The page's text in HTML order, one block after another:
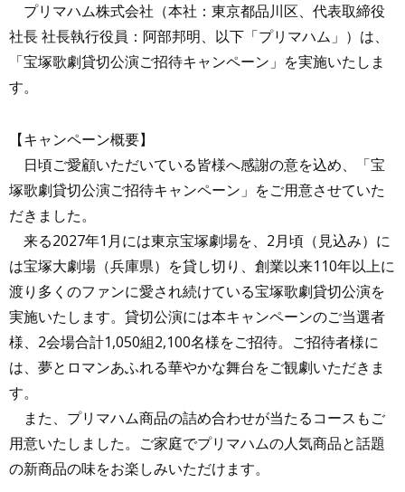
プリマハム株式会社（本社：東京都品川区、代表取締役
社長 社長執行役員：阿部邦明、以下「プリマハム」）は、
「宝塚歌劇貸切公演ご招待キャンペーン」を実施いたしま
す。
【キャンペーン概要】
日頃ご愛顧いただいている皆様へ感謝の意を込め、「宝
塚歌劇貸切公演ご招待キャンペーン」をご用意させていた
だきました。
来る2027年1月には東京宝塚劇場を、2月頃（見込み）に
は宝塚大劇場（兵庫県）を貸し切り、創業以来110年以上に
渡り多くのファンに愛され続けている宝塚歌劇貸切公演を
実施いたします。貸切公演には本キャンペーンのご当選者
様、2会場合計1,050組2,100名様をご招待。ご招待者様に
は、夢とロマンあふれる華やかな舞台をご観劇いただきま
す。
また、プリマハム商品の詰め合わせが当たるコースもご
用意いたしました。ご家庭でプリマハムの人気商品と話題
の新商品の味をお楽しみいただけます。